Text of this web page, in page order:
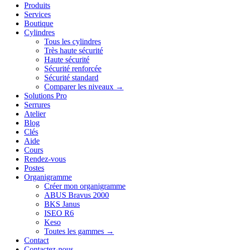
Produits
Services
Boutique
Cylindres
Tous les cylindres
Très haute sécurité
Haute sécurité
Sécurité renforcée
Sécurité standard
Comparer les niveaux →
Solutions Pro
Serrures
Atelier
Blog
Clés
Aide
Cours
Rendez-vous
Postes
Organigramme
Créer mon organigramme
ABUS Bravus 2000
BKS Janus
ISEO R6
Keso
Toutes les gammes →
Contact